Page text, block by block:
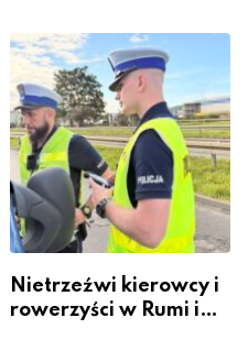
Warszawskiego
Nietrzeźwi kierowcy i
rowerzyści w Rumi i